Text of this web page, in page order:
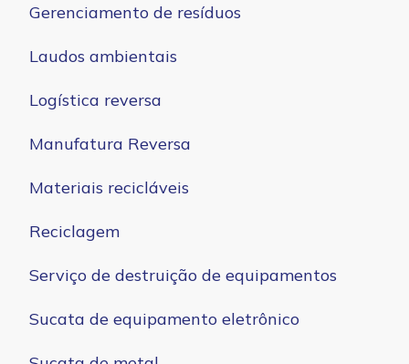
Gerenciamento de resíduos
Laudos ambientais
Logística reversa
Manufatura Reversa
Materiais recicláveis
Reciclagem
Serviço de destruição de equipamentos
Sucata de equipamento eletrônico